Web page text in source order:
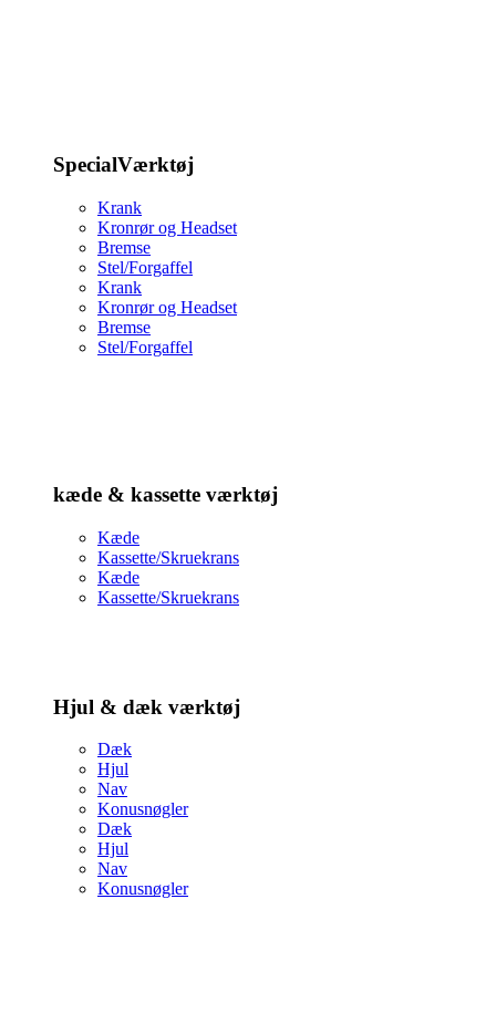
SpecialVærktøj
Krank
Kronrør og Headset
Bremse
Stel/Forgaffel
Krank
Kronrør og Headset
Bremse
Stel/Forgaffel
kæde & kassette værktøj
Kæde
Kassette/Skruekrans
Kæde
Kassette/Skruekrans
Hjul & dæk værktøj
Dæk
Hjul
Nav
Konusnøgler
Dæk
Hjul
Nav
Konusnøgler